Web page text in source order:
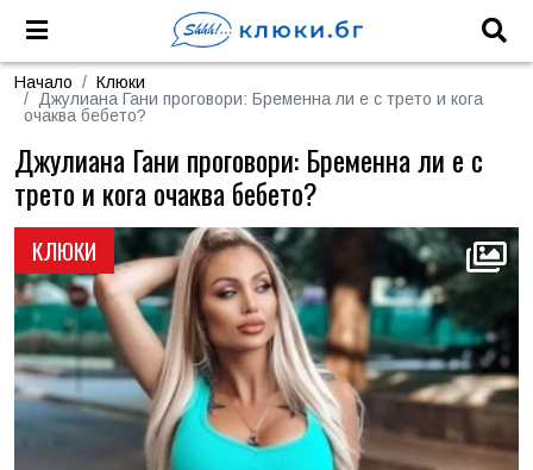
Начало
Клюки
Джулиана Гани проговори: Бременна ли е с трето и кога
очаква бебето?
КЛЮКИ
Джулиана Гани проговори: Бременна ли е с
трето и кога очаква бебето?